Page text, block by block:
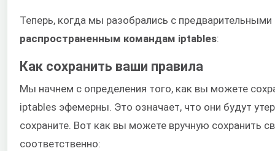
Теперь, когда мы разобрались с
распространенным командам iptables​:
Как сохранить ваши правила
Мы начнем с определения того, как вы можете
iptables эфемерны. Это означает, что они будут
сохраните. Вот как вы можете вручную сохранить
соответственно: